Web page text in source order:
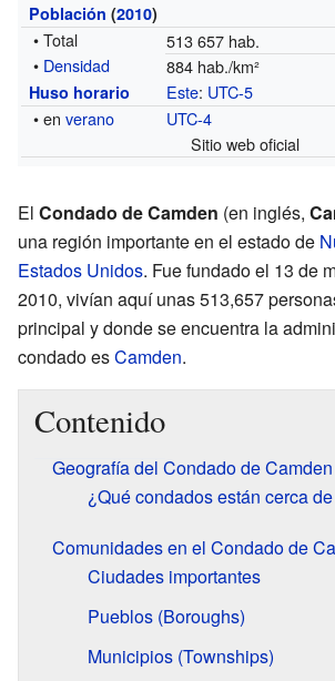
Población (2010)
• Total
513 657 hab.
• Densidad 884 hab./km²
Huso horario Este: UTC-5
• enverano
UTC-4
Sitio web oficial
El Condado de Camden (en inglés,
una región importante en el estado de
Estados Unidos. Fue fundado el 13 de
2010, vivían aquí unas 513,657
principal y donde se encuentra la
condado esCamden.
Contenido
Geografía del Condado de Camden
¿Qué condados están cerca
Comunidades en el Condado de
Ciudades importantes
Pueblos (Boroughs)
Municipios (Townships)